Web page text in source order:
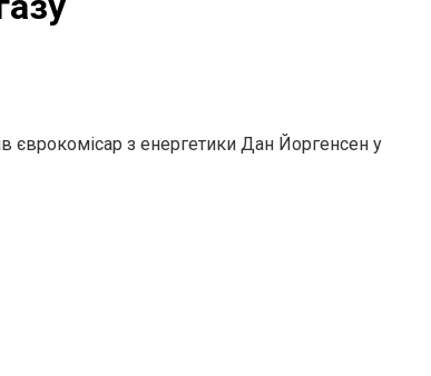
єврокомісар з енергетики Дан Йоргенсен у